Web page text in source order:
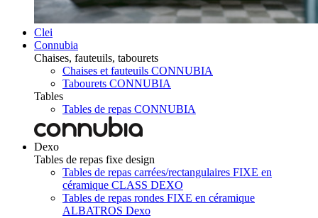
Clei
Connubia
Chaises, fauteuils, tabourets
Chaises et fauteuils CONNUBIA
Tabourets CONNUBIA
Tables
Tables de repas CONNUBIA
Dexo
Tables de repas fixe design
Tables de repas carrées/rectangulaires FIXE en
céramique CLASS DEXO
Tables de repas rondes FIXE en céramique
ALBATROS Dexo